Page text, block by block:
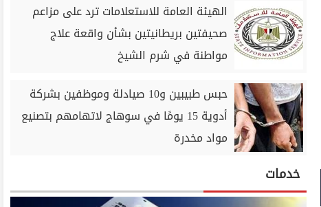
الهيئة العامة للاستعلامات ترد على مزاعم
صحيفتين بريطانيتين بشأن واقعة علاج
مواطنة في شرم الشيخ
حبس طبيبين و10 صيادلة وموظفين بشركة
أدوية 15 يومًا في سوهاج لاتهامهم بتصنيع
مواد مخدرة
خدمات